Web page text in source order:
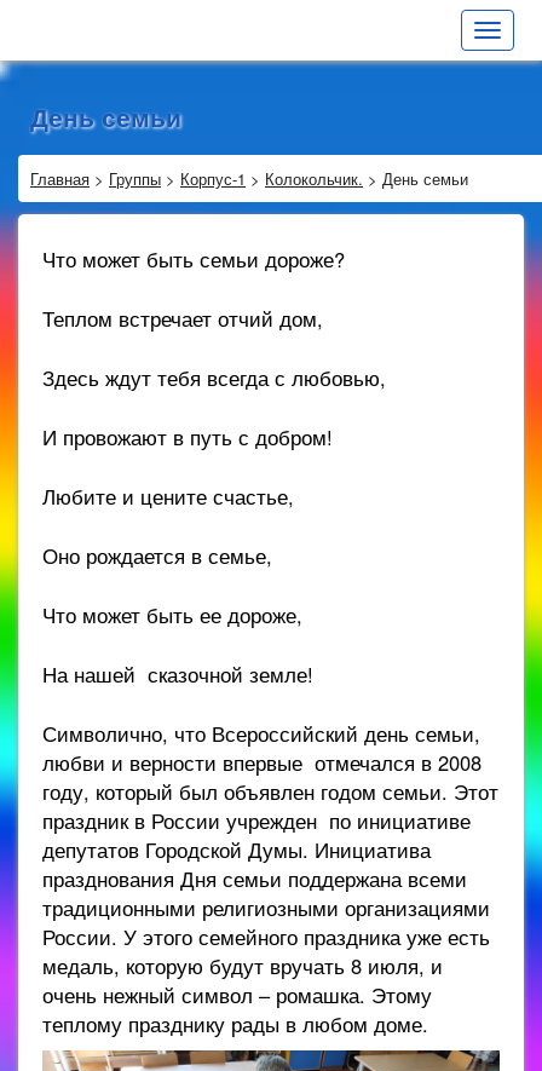
Toggle
День семьи
Главная > Группы > Корпус-1 > Колокольчик. > День семьи
Что может быть семьи дороже?
Теплом встречает отчий дом,
Здесь ждут тебя всегда с любовью,
И провожают в путь с добром!
Любите и цените счастье,
Оно рождается в семье,
Что может быть ее дороже,
На нашей сказочной земле!
Символично, что Всероссийский день семьи,
любви и верности впервые отмечался в 2008
году, который был объявлен годом семьи. Этот
праздник в России учрежден по инициативе
депутатов Городской Думы. Инициатива
празднования Дня семьи поддержана всеми
традиционными религиозными организациями
России. У этого семейного праздника уже есть
медаль, которую будут вручать 8 июля, и
очень нежный символ – ромашка. Этому
теплому празднику рады в любом доме.